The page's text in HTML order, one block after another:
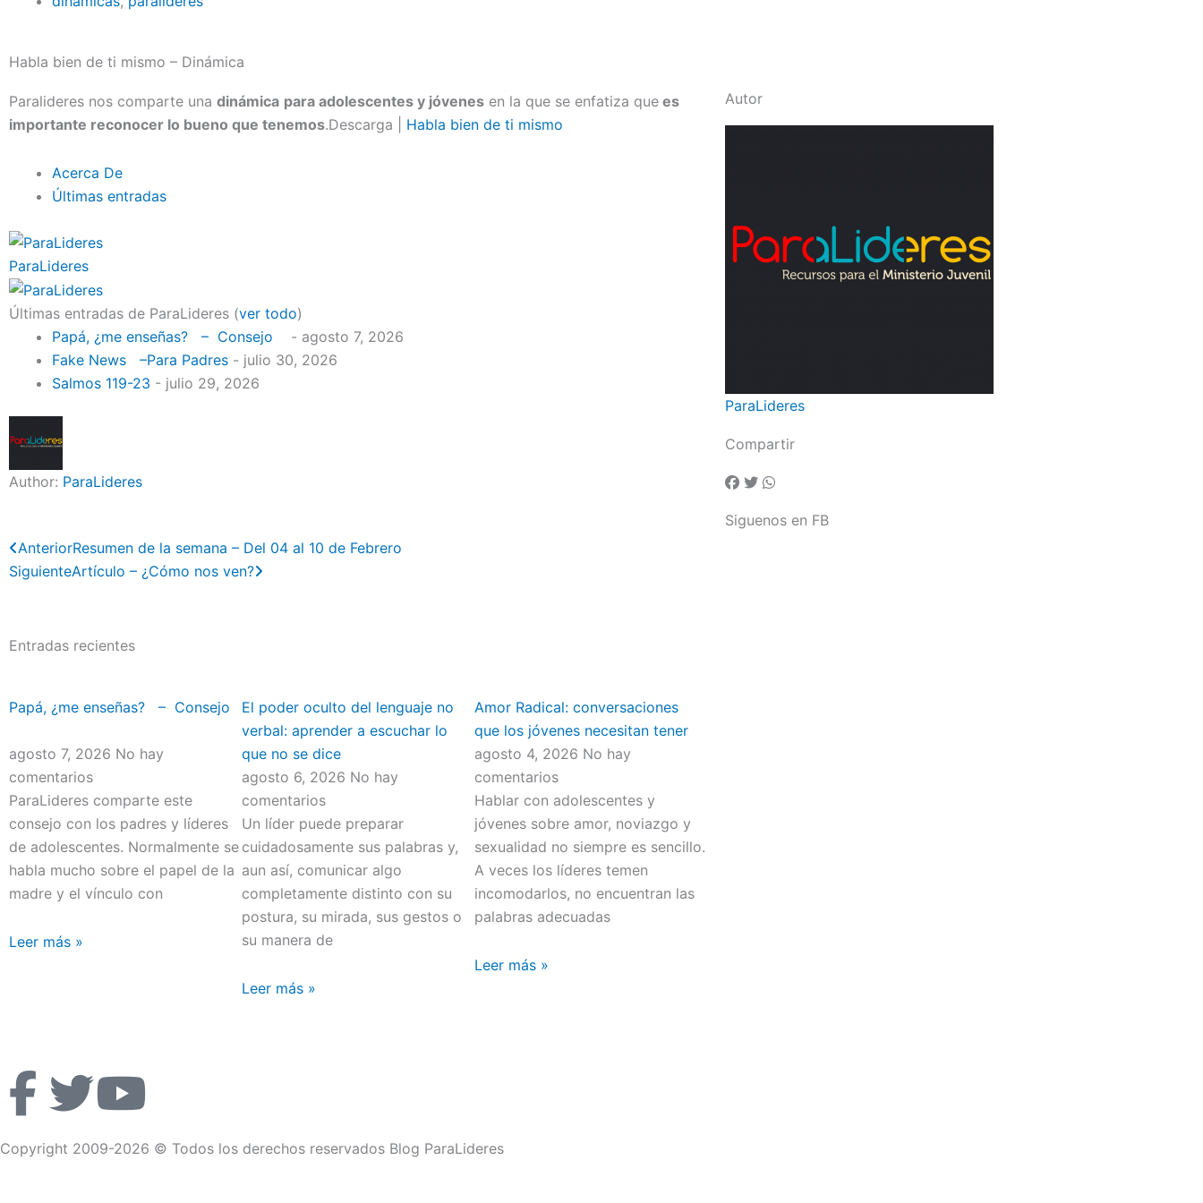
Habla bien de ti mismo – Dinámica
Paralideres nos comparte una dinámica para adolescentes y jóvenes en la que se enfatiza que es
importante reconocer lo bueno que tenemos.Descarga | Habla bien de ti mismo
Acerca De
Últimas entradas
ParaLideres
Últimas entradas de ParaLideres (ver todo)
Papá, ¿me enseñas? – Consejo
- agosto 7, 2026
Fake News –Para Padres - julio 30, 2026
Salmos 119-23 - julio 29, 2026
Author: ParaLideres
Previo
AnteriorResumen de la semana – Del 04 al 10 de Febrero
SiguienteArtículo – ¿Cómo nos ven?
Next
Entradas recientes
Papá, ¿me enseñas? – Consejo
agosto 7, 2026 No hay
comentarios
ParaLideres comparte este
consejo con los padres y líderes
de adolescentes. Normalmente se
habla mucho sobre el papel de la
madre y el vínculo con
Leer más »
El poder oculto del lenguaje no
verbal: aprender a escuchar lo
que no se dice
agosto 6, 2026 No hay
comentarios
Un líder puede preparar
cuidadosamente sus palabras y,
aun así, comunicar algo
completamente distinto con su
postura, su mirada, sus gestos o
su manera de
Leer más »
Amor Radical: conversaciones
que los jóvenes necesitan tener
agosto 4, 2026 No hay
comentarios
Hablar con adolescentes y
jóvenes sobre amor, noviazgo y
sexualidad no siempre es sencillo.
A veces los líderes temen
incomodarlos, no encuentran las
palabras adecuadas
Leer más »
Autor
ParaLideres
Compartir
Siguenos en FB
F
a
T
w
Y
o
Copyright 2009-2026 © Todos los derechos reservados Blog ParaLideres